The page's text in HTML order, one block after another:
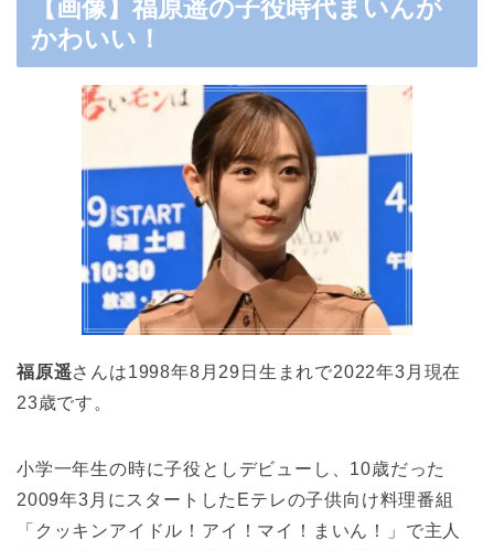
【画像】福原遥の子役時代まいんが
かわいい！
福原遥さんは1998年8月29日生まれで2022年3月現在
23歳です。
小学一年生の時に子役としデビューし、10歳だった
2009年3月にスタートしたEテレの子供向け料理番組
「クッキンアイドル！アイ！マイ！まいん！」で主人